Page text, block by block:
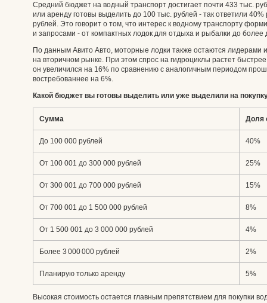
Средний бюджет на водный транспорт достигает почти 433 тыс.
или аренду готовы выделить до 100 тыс. рублей - так ответили
рублей. Это говорит о том, что интерес к водному транспорту
и запросами - от компактных лодок для отдыха и рыбалки до более
По данным Авито Авто, моторные лодки также остаются лидерами
на вторичном рынке. При этом спрос на гидроциклы растет быстрее
он увеличился на 16% по сравнению с аналогичным периодом
востребованнее на 6%.
Какой бюджет вы готовы выделить или уже выделили на
Сумма Доля
До 100 000 рублей 40%
От 100 001 до 300 000 рублей 25%
От 300 001 до 700 000 рублей 15%
От 700 001 до 1 500 000 рублей 8%
От 1 500 001 до 3 000 000 рублей 4%
Более 3 000 000 рублей 2%
Планирую только аренду 5%
Высокая стоимость остается главным препятствием для покупки